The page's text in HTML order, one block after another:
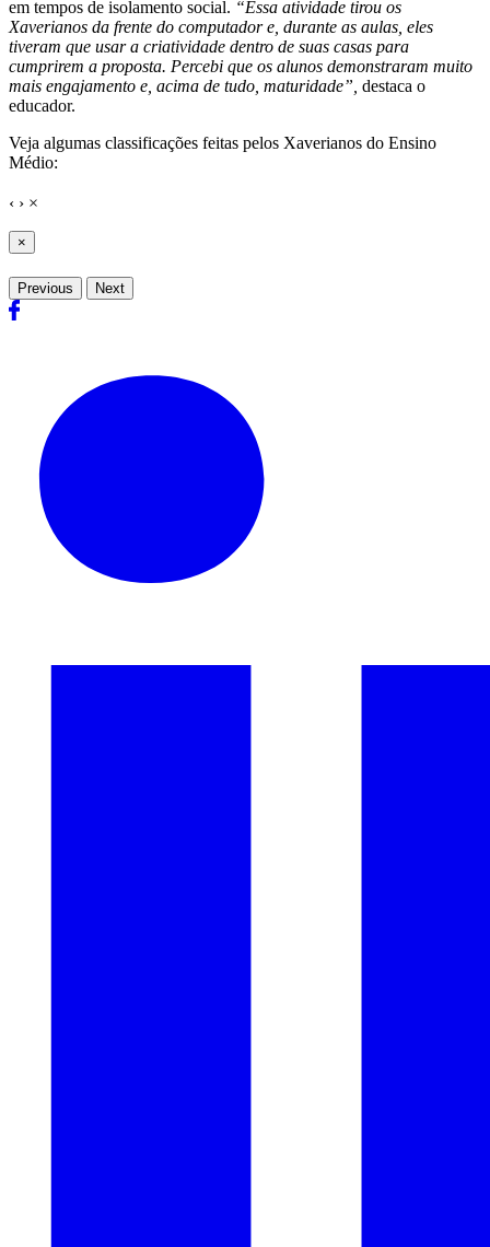
em tempos de isolamento social. “Essa atividade tirou os
Xaverianos da frente do computador e, durante as aulas, eles
tiveram que usar a criatividade dentro de suas casas para
cumprirem a proposta. Percebi que os alunos demonstraram muito
mais engajamento e, acima de tudo, maturidade”, destaca o
educador.
Veja algumas classificações feitas pelos Xaverianos do Ensino
Médio:
‹ › ×
×
Previous Next